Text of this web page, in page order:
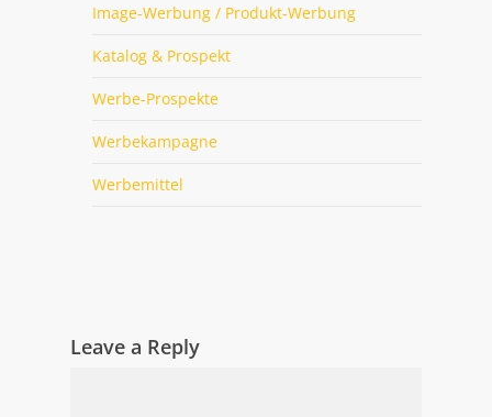
Image-Werbung / Produkt-Werbung
Katalog & Prospekt
Werbe-Prospekte
Werbekampagne
Werbemittel
Leave a Reply